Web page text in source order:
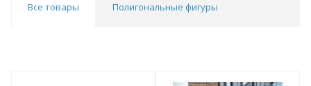
Все товары Полигональные фигуры